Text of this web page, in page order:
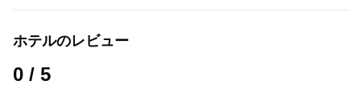
ホテルのレビュー
0 / 5